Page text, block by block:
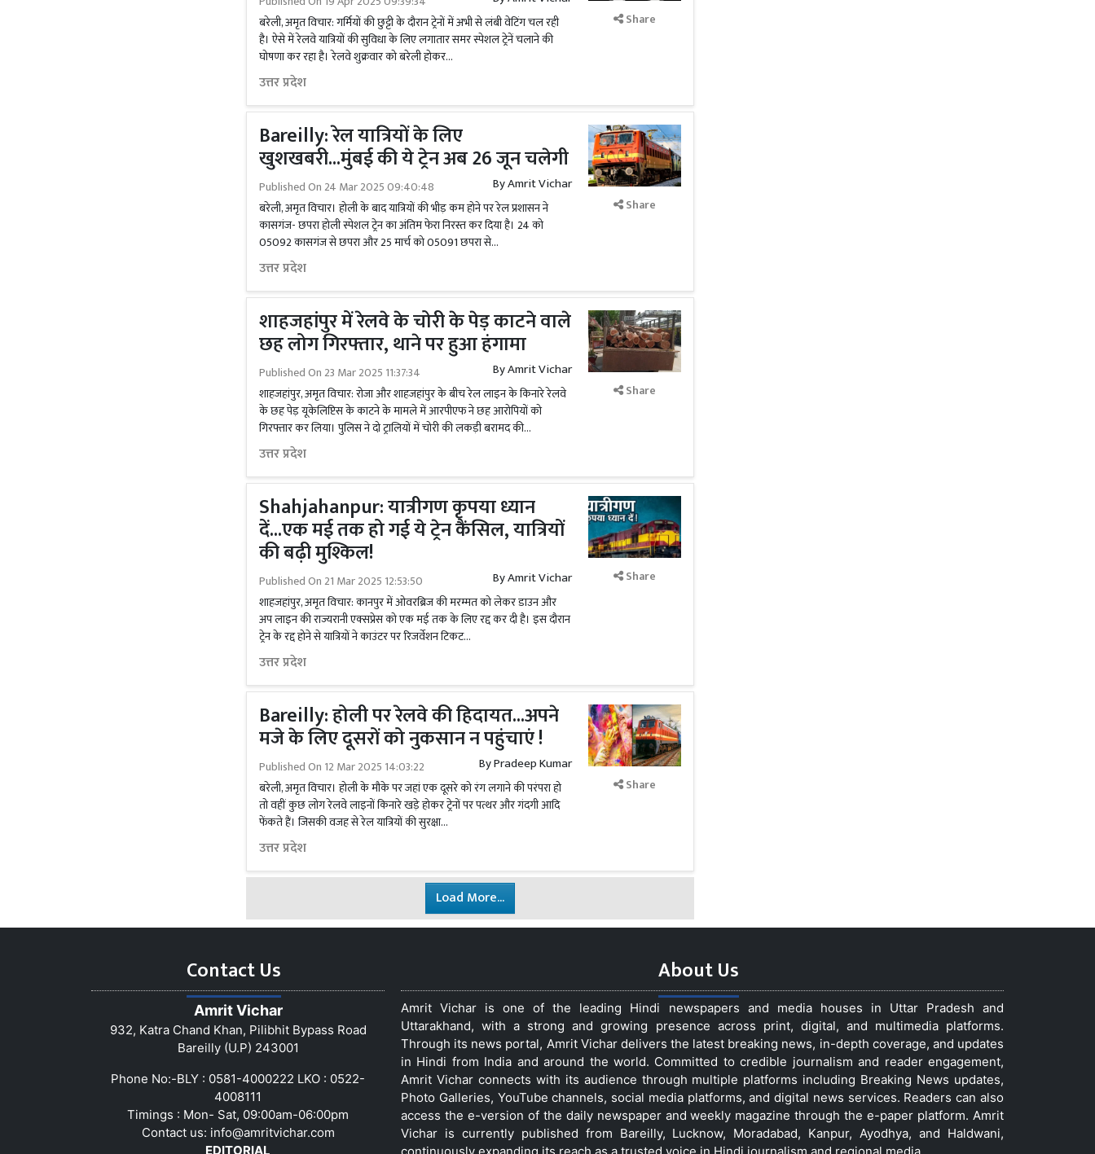
बरेली, अमृत विचार: गर्मियों की छुट्टी के दौरान ट्रेनों में अभी से लंबी वेटिंग चल रही
है। ऐसे में रेलवे यात्रियों की सुविधा के लिए लगातार समर स्पेशल ट्रेनें चलाने की
घोषणा कर रहा है। रेलवे शुक्रवार को बरेली होकर...
उत्तर प्रदेश
Share
Bareilly: रेल यात्रियों के लिए
खुशखबरी...मुंबई की ये ट्रेन अब 26 जून चलेगी
Published On 24 Mar 2025 09:40:48 ByAmrit Vichar
बरेली, अमृत विचार। होली के बाद यात्रियों की भीड़ कम होने पर रेल प्रशासन ने
कासगंज- छपरा होली स्पेशल ट्रेन का अंतिम फेरा निरस्त कर दिया है। 24 को
05092 कासगंज से छपरा और 25 मार्च को 05091 छपरा से...
उत्तर प्रदेश
Share
शाहजहांपुर में रेलवे के चोरी के पेड़ काटने वाले
छह लोग गिरफ्तार, थाने पर हुआ हंगामा
Published On 23 Mar 2025 11:37:34 ByAmrit Vichar
शाहजहांपुर, अमृत विचार: रोजा और शाहजहांपुर के बीच रेल लाइन के किनारे रेलवे
के छह पेड़ यूकेलिप्टिस के काटने के मामले में आरपीएफ ने छह आरोपियों को
गिरफ्तार कर लिया। पुलिस ने दो ट्रालियों में चोरी की लकड़ी बरामद की...
उत्तर प्रदेश
Share
Shahjahanpur: यात्रीगण कृपया ध्यान
दें...एक मई तक हो गई ये ट्रेन कैंसिल, यात्रियों
की बढ़ी मुश्किल!
Published On 21 Mar 2025 12:53:50 ByAmrit Vichar
शाहजहांपुर, अमृत विचार: कानपुर में ओवरब्रिज की मरम्मत को लेकर डाउन और
अप लाइन की राज्यरानी एक्सप्रेस को एक मई तक के लिए रद्द कर दी है। इस दौरान
ट्रेन के रद्द होने से यात्रियों ने काउंटर पर रिजर्वेशन टिकट...
उत्तर प्रदेश
Share
Bareilly: होली पर रेलवे की हिदायत...अपने
मजे के लिए दूसरों को नुकसान न पहुंचाएं !
Published On 12 Mar 2025 14:03:22 ByPradeep Kumar
बरेली, अमृत विचार। होली के मौके पर जहां एक दूसरे को रंग लगाने की परंपरा हो
तो वहीं कुछ लोग रेलवे लाइनों किनारे खड़े होकर ट्रेनों पर पत्थर और गंदगी आदि
फेंकते हैं। जिसकी वजह से रेल यात्रियों की सुरक्षा...
उत्तर प्रदेश
Share
Load More...
Contact Us
Amrit Vichar
932, Katra Chand Khan, Pilibhit Bypass Road
Bareilly (U.P) 243001
Phone No:-BLY : 0581-4000222 LKO : 0522-
4008111
Timings : Mon- Sat, 09:00am-06:00pm
Contact us: info@amritvichar.com
EDITORIAL
About Us
Amrit Vichar is one of the leading Hindi newspapers and media houses in Uttar Pradesh and
Uttarakhand, with a strong and growing presence across print, digital, and multimedia platforms.
Through its news portal, Amrit Vichar delivers the latest breaking news, in-depth coverage, and updates
in Hindi from India and around the world. Committed to credible journalism and reader engagement,
Amrit Vichar connects with its audience through multiple platforms including Breaking News updates,
Photo Galleries, YouTube channels, social media platforms, and digital news services. Readers can also
access the e-version of the daily newspaper and weekly magazine through the e-paper platform. Amrit
Vichar is currently published from Bareilly, Lucknow, Moradabad, Kanpur, Ayodhya, and Haldwani,